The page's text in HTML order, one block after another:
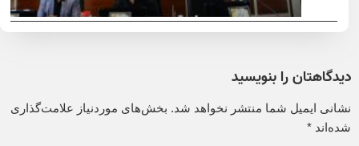
دیدگاهتان را بنویسید
نشانی ایمیل شما منتشر نخواهد شد. بخش‌های موردنیاز علامت‌گذاری
شده‌اند*